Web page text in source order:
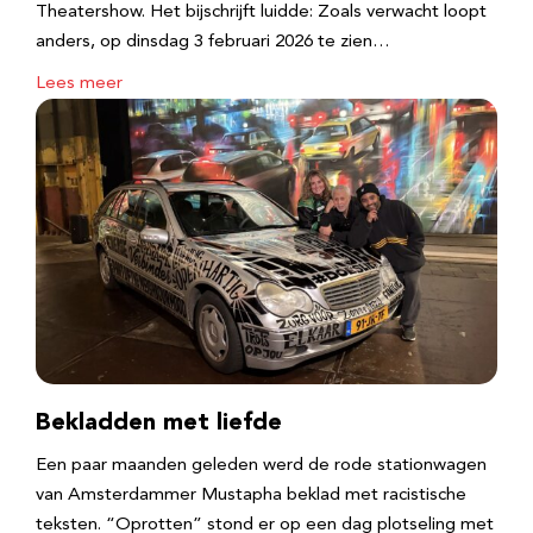
Theatershow. Het bijschrijft luidde: Zoals verwacht loopt
anders, op dinsdag 3 februari 2026 te zien…
Lees meer
Bekladden met liefde
Een paar maanden geleden werd de rode stationwagen
van Amsterdammer Mustapha beklad met racistische
teksten. “Oprotten” stond er op een dag plotseling met